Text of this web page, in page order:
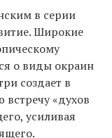
в серии
Широкие
о виды окраин
создает в
«духов
усиливая